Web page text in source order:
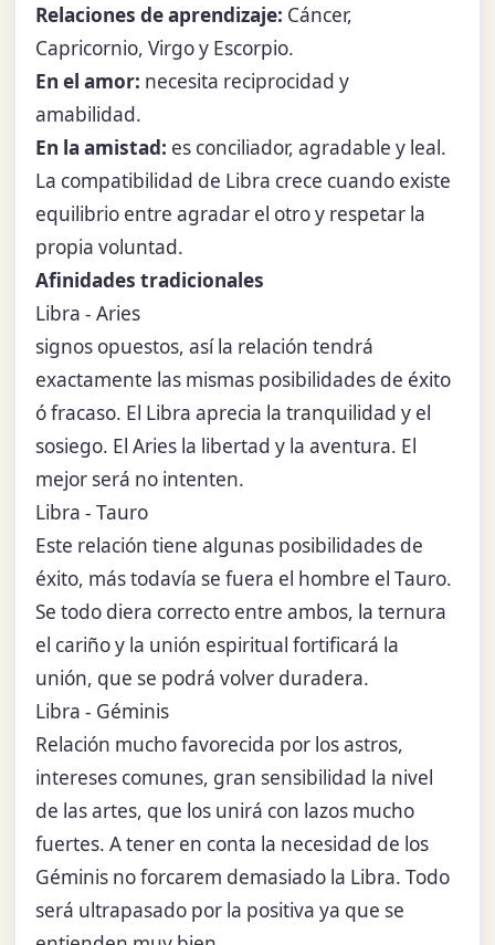
Relaciones de aprendizaje: Cáncer,
Capricornio, Virgo y Escorpio.
En el amor: necesita reciprocidad y
amabilidad.
En la amistad: es conciliador, agradable y leal.
La compatibilidad de Libra crece cuando existe
equilibrio entre agradar el otro y respetar la
propia voluntad.
Afinidades tradicionales
Libra - Aries
signos opuestos, así la relación tendrá
exactamente las mismas posibilidades de éxito
ó fracaso. El Libra aprecia la tranquilidad y el
sosiego. El Aries la libertad y la aventura. El
mejor será no intenten.
Libra - Tauro
Este relación tiene algunas posibilidades de
éxito, más todavía se fuera el hombre el Tauro.
Se todo diera correcto entre ambos, la ternura
el cariño y la unión espiritual fortificará la
unión, que se podrá volver duradera.
Libra - Géminis
Relación mucho favorecida por los astros,
intereses comunes, gran sensibilidad la nivel
de las artes, que los unirá con lazos mucho
fuertes. A tener en conta la necesidad de los
Géminis no forcarem demasiado la Libra. Todo
será ultrapasado por la positiva ya que se